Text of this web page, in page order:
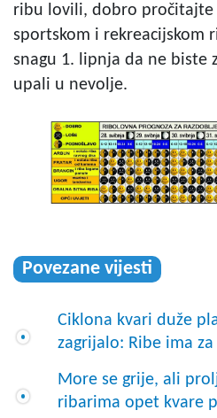
ribu lovili, dobro pročitajte
sportskom i rekreacijskom
snagu 1. lipnja da ne biste
upali u nevolje.
Povezane vijesti
Ciklona kvari duže
zagrijalo: Ribe ima
More se grije, ali
ribarima opet kvare